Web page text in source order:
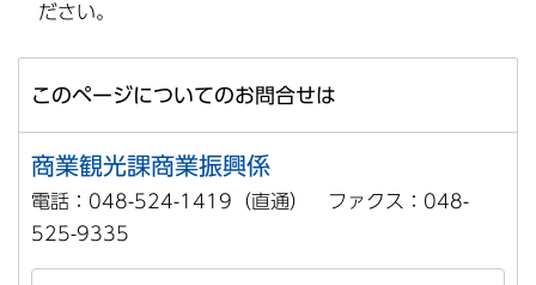
ださい。
このページについてのお問合せは
商業観光課商業振興係
電話：048-524-1419（直通） ファクス：048-
525-9335